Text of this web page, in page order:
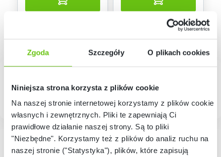
Zgoda Szczegóły O plikach cookies
Niniejsza strona korzysta z plików cookie
Na naszej stronie internetowej korzystamy z plików cookie:
własnych i zewnętrznych. Pliki te zapewniają Ci
prawidłowe działanie naszej strony. Są to pliki
"Niezbędne". Korzystamy też z plików do analiz ruchu na
naszej stronie ("Statystyka"), plików, które zapisują